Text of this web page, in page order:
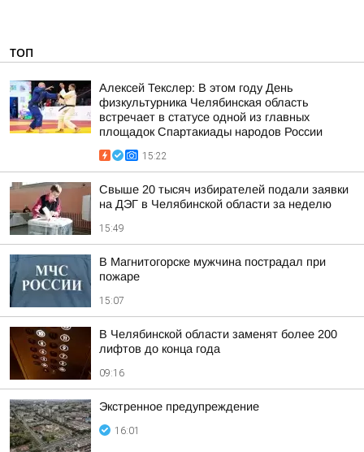
ТОП
Алексей Текслер: В этом году День
физкультурника Челябинская область
встречает в статусе одной из главных
площадок Спартакиады народов России
15:22
Свыше 20 тысяч избирателей подали заявки
на ДЭГ в Челябинской области за неделю
15:49
В Магнитогорске мужчина пострадал при
пожаре
15:07
В Челябинской области заменят более 200
лифтов до конца года
09:16
Экстренное предупреждение
16:01